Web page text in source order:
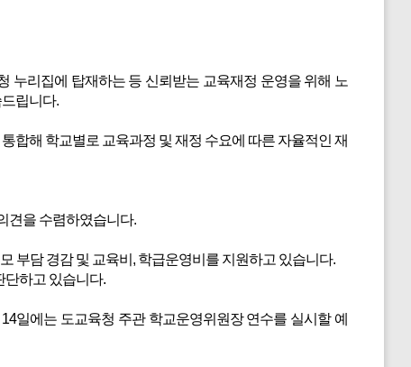
누리집에 탑재하는 등 신뢰받는 교육재정 운영을 위해 노
립니다.
합해 학교별로 교육과정 및 재정 수요에 따른 자율적인 재
견을 수렴하였습니다.
부담 경감 및 교육비, 학급운영비를 지원하고 있습니다.
단하고 있습니다.
일에는 도교육청 주관 학교운영위원장 연수를 실시할 예